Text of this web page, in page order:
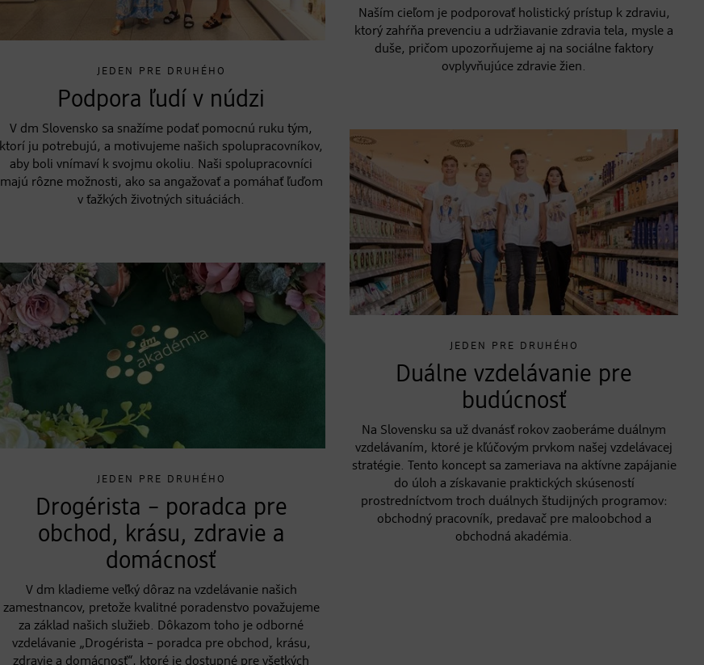
JEDEN PRE DRUHÉHO
Podpora ľudí v núdzi
V dm Slovensko sa snažíme podať pomocnú ruku tým,
ktorí ju potrebujú, a motivujeme našich spolupracovníkov,
aby boli vnímaví k svojmu okoliu. Naši spolupracovníci
majú rôzne možnosti, ako sa angažovať a pomáhať ľuďom
v ťažkých životných situáciách.
JEDEN PRE DRUHÉHO
Drogérista – poradca pre
obchod, krásu, zdravie a
domácnosť
V dm kladieme veľký dôraz na vzdelávanie našich
zamestnancov, pretože kvalitné poradenstvo považujeme
za základ našich služieb. Dôkazom toho je odborné
vzdelávanie „Drogérista – poradca pre obchod, krásu,
zdravie a domácnosť“, ktoré je dostupné pre všetkých
Naším cieľom je podporovať holistický prístup k zdraviu,
ktorý zahŕňa prevenciu a udržiavanie zdravia tela, mysle a
duše, pričom upozorňujeme aj na sociálne faktory
ovplyvňujúce zdravie žien.
JEDEN PRE DRUHÉHO
Duálne vzdelávanie pre
budúcnosť
Na Slovensku sa už dvanásť rokov zaoberáme duálnym
vzdelávaním, ktoré je kľúčovým prvkom našej vzdelávacej
stratégie. Tento koncept sa zameriava na aktívne zapájanie
do úloh a získavanie praktických skúseností
prostredníctvom troch duálnych študijných programov:
obchodný pracovník, predavač pre maloobchod a
obchodná akadémia.